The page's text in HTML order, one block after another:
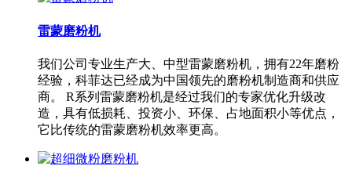
雷蒙磨粉机
我们公司专业生产大、中型雷蒙磨粉机，拥有22年磨粉
经验，科菲达已经成为中国领先的磨粉机制造商和供应
商。 R系列雷蒙磨粉机是经过我们的专家优化升级改
造，具有低损耗、投资小、环保、占地面积小等优点，
它比传统的雷蒙磨粉机效率更高。